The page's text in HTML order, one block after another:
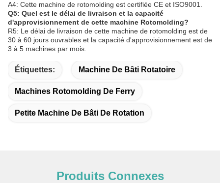
A4: Cette machine de rotomolding est certifiée CE et ISO9001.
Q5: Quel est le délai de livraison et la capacité
d'approvisionnement de cette machine Rotomolding?
R5: Le délai de livraison de cette machine de rotomolding est de
30 à 60 jours ouvrables et la capacité d'approvisionnement est de
3 à 5 machines par mois.
Étiquettes: Machine De Bâti Rotatoire
Machines Rotomolding De Ferry
Petite Machine De Bâti De Rotation
Produits Connexes